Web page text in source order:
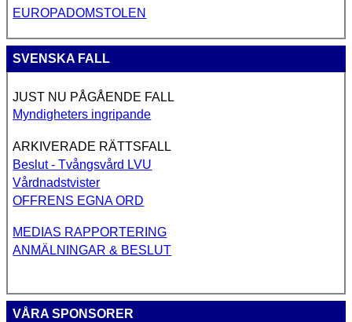
EUROPADOMSTOLEN
SVENSKA FALL
JUST NU PÅGÅENDE FALL
Myndigheters ingripande
ARKIVERADE RÄTTSFALL
Beslut - Tvångsvård LVU
Vårdnadstvister
OFFRENS EGNA ORD
MEDIAS RAPPORTERING
ANMÄLNINGAR & BESLUT
VÅRA SPONSORER